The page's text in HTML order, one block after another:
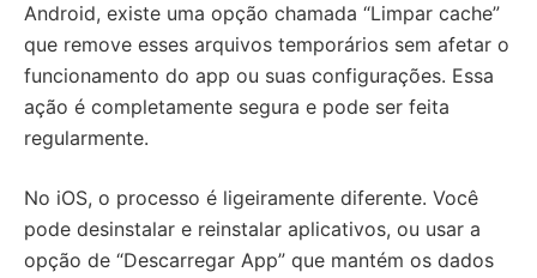
Android, existe uma opção chamada “Limpar cache”
que remove esses arquivos temporários sem afetar o
funcionamento do app ou suas configurações. Essa
ação é completamente segura e pode ser feita
regularmente.
No iOS, o processo é ligeiramente diferente. Você
pode desinstalar e reinstalar aplicativos, ou usar a
opção de “Descarregar App” que mantém os dados